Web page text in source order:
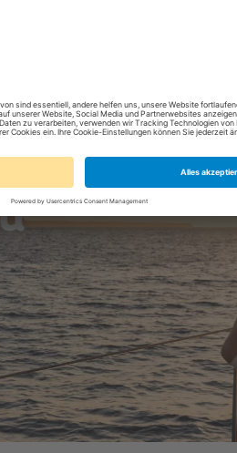
längere Auszeiten zu
aus Deinem Urlaub heraus und